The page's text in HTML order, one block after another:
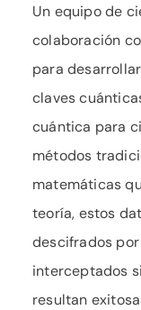
Un equipo de
colaboración
para
claves
cuántica para
métodos
matemáticas
teoría, estos
descifrados
interceptados
resultan